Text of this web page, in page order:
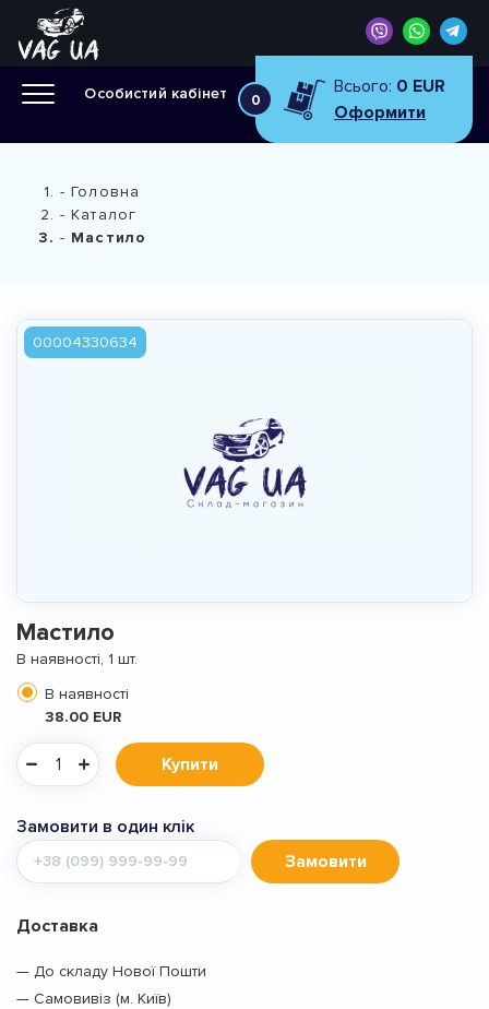
Особистий кабінет 0
Всього: 0 EUR
Оформити
Головна
Каталог
Мастило
00004330634
Мастило
В наявності, 1 шт.
В наявності
38.00 EUR
Купити
Замовити в один клік
Мобільний
телефон
Замовити
Доставка
— До складу Нової Пошти
— Самовивіз (м. Київ)